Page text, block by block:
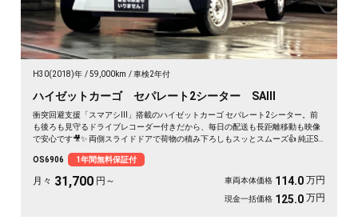
H30(2018)年 59,000km 車検2年付
ハイゼットカーゴ セパレート2シーター SAⅢ
衝突回避支援「スマアシⅢ」搭載のハイゼットカーゴ セパレート2シーター。前
も後ろも見守るドライブレコーダー付きだから、毎日の配送も長距離移動も映像
で安心です🎥✨ 両側スライドドアで荷物の積み下ろしもスッとスムーズ👍 純正SD
トで広々、道具もたっぷり積めます。相棒として毎日フル稼働してくれる一台。
仕事の効率がグッと上がりますよ😊《1年保証付》
OS6906 1年間無料保証付
月々 31,700 円～ 車両本体価格 114.0 万円
現金一括価格 125.0 万円